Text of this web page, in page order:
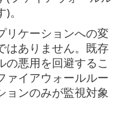
。
リケーションへの変
はありません。既存
悪用を回避するこ
ァイアウォールルー
ョンのみが監視対象